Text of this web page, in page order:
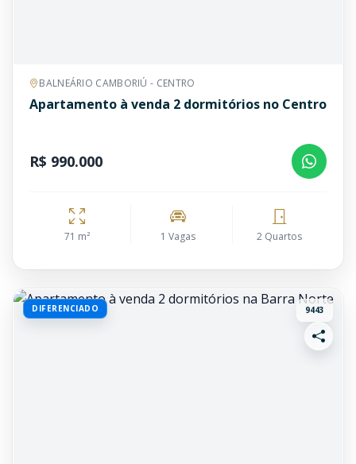
BALNEÁRIO CAMBORIÚ - CENTRO
Apartamento à venda 2 dormitórios no Centro
R$ 990.000
71 m² 1 Vagas 2 Quartos
DIFERENCIADO 9443